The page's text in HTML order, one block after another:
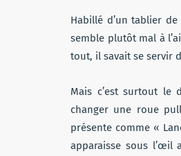
Habillé d’un tablier
semble plutôt mal à
tout, il savait se servir
Mais c’est surtout le
changer une roue
présente comme «
apparaisse sous l’œil